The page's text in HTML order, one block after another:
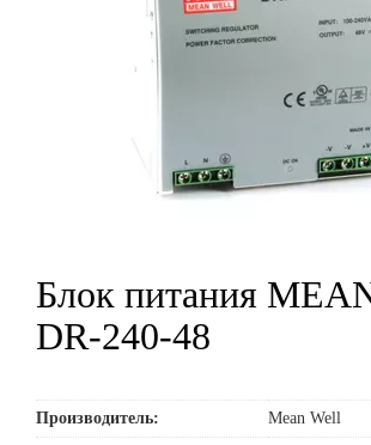
Блок питания
DR-240-48
Производитель: Mean Well